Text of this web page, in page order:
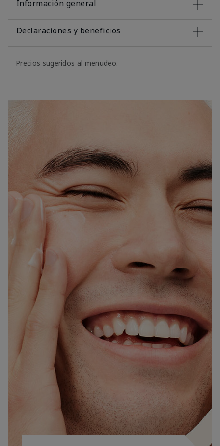
Información general
Declaraciones y beneficios
Precios sugeridos al menudeo.